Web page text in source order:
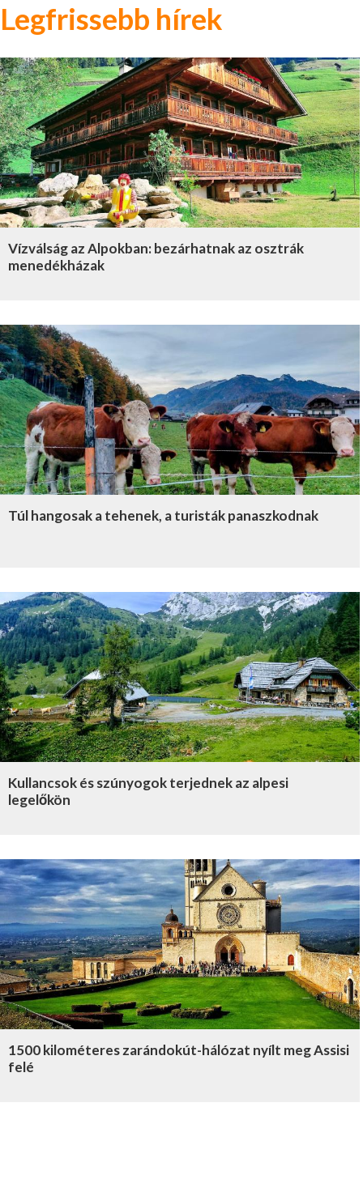
Legfrissebb hírek
Vízválság az Alpokban: bezárhatnak az osztrák
menedékházak
Túl hangosak a tehenek, a turisták panaszkodnak
Kullancsok és szúnyogok terjednek az alpesi
legelőkön
1500 kilométeres zarándokút-hálózat nyílt meg Assisi
felé